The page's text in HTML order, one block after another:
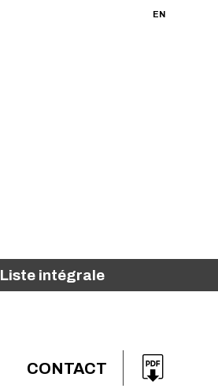
EN
Liste intégrale
CONTACT